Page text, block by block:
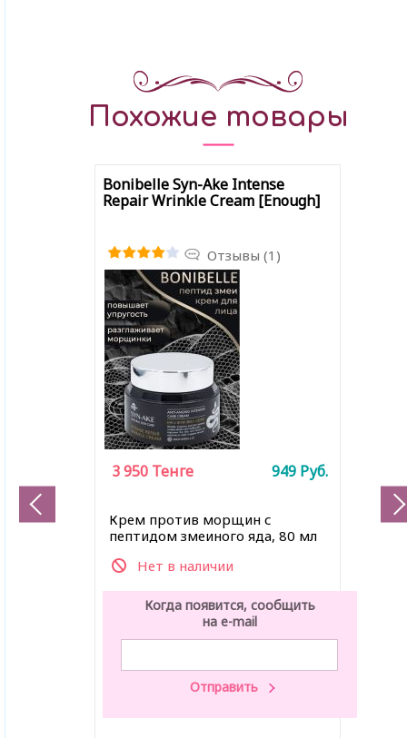
Похожие товары
Bonibelle Syn-Ake Intense
Repair Wrinkle Cream [Enough]
Отзывы (1)
Крем против морщин с
пептидом змеиного яда, 80 мл
Нет в наличии
3 950 Тенге 949 Руб.
Когда появится, сообщить
на e-mail